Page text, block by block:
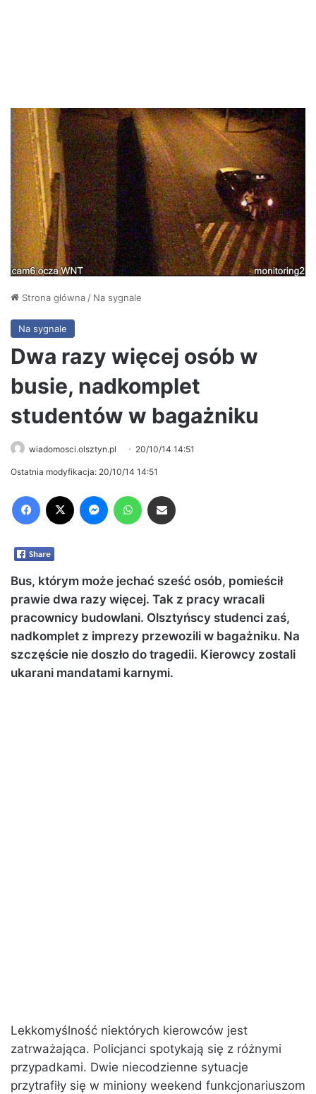
Strona główna / Na sygnale
Na sygnale
Dwa razy więcej osób w
busie, nadkomplet
studentów w bagażniku
wiadomosci.olsztyn.pl 20/10/14 14:51
Ostatnia modyfikacja: 20/10/14 14:51
Bus, którym może jechać sześć osób, pomieścił
prawie dwa razy więcej. Tak z pracy wracali
pracownicy budowlani. Olsztyńscy studenci zaś,
nadkomplet z imprezy przewozili w bagażniku. Na
szczęście nie doszło do tragedii. Kierowcy zostali
ukarani mandatami karnymi.
Lekkomyślność niektórych kierowców jest
zatrważająca. Policjanci spotykają się z różnymi
przypadkami. Dwie niecodzienne sytuacje
przytrafiły się w miniony weekend funkcjonariuszom